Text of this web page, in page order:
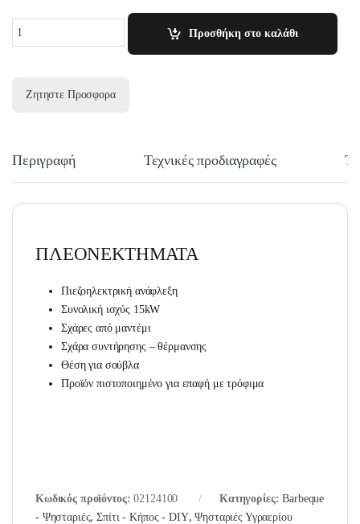
Προσθήκη στο καλάθι
Ζητηστε Προσφορα
Περιγραφή Τεχνικές προδιαγραφές
ΠΛΕΟΝΕΚΤΗΜΑΤΑ
Πιεζοηλεκτρική ανάφλεξη
Συνολική ισχύς 15kW
Σχάρες από μαντέμι
Σχάρα συντήρησης – θέρμανσης
Θέση για σούβλα
Προϊόν πιστοποιημένο για επαφή με τρόφιμα
Κωδικός προϊόντος:02124100 Κατηγορίες:Barbeque
- Ψησταριές,Σπίτι - Κήπος - DIY,Ψησταριές Υγραερίου